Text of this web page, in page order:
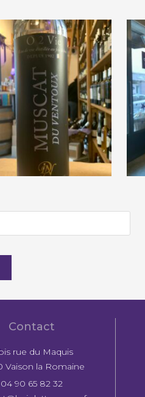
Nicoleau « O 2
du Ventoux »
Contact
rue du Maquis
Vaison la Romaine
04 90 65 82 32